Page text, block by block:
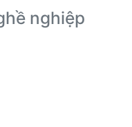
nghiệp